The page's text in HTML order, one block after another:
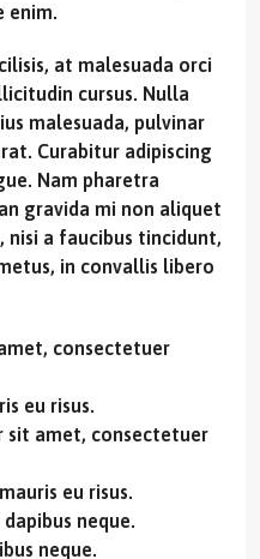
enim.
at malesuada orci
cursus. Nulla
malesuada, pulvinar
Curabitur adipiscing
Nam pharetra
gravida mi non aliquet
a faucibus tincidunt,
in convallis libero
consectetuer
eu risus.
sit amet, consectetuer
eu risus.
neque.
neque.